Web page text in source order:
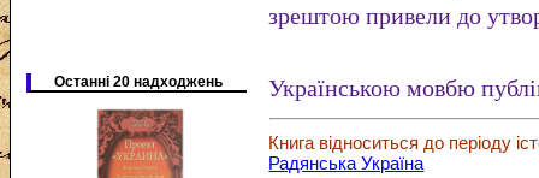
Останні 20 надходжень
зрештою привели до
Українською мовбю
Книга відноситься до періоду
Радянська Україна